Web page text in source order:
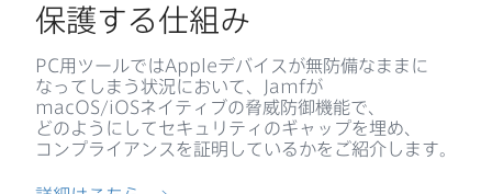
保護する​仕組み
PC用ツールではAppleデバイスが​無防備なままに​
なってしまう​状況に​おいて、
Jamfが
macOS/iOSネイティブの​脅威防御機能で、​
どのように​して​セキュリティの​ギャップを​埋め、​
コンプライアンスを​証明しているかを​ご紹介します。